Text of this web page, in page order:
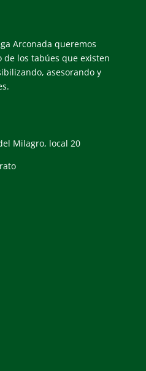
Arconada queremos
los tabúes que existen
asesorando y
Milagro, local 20